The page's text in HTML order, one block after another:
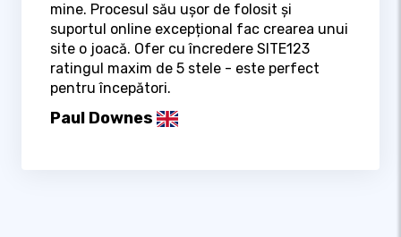
mine. Procesul său ușor de folosit și
suportul online excepțional fac crearea unui
site o joacă. Ofer cu încredere SITE123
ratingul maxim de 5 stele - este perfect
pentru începători.
Paul Downes